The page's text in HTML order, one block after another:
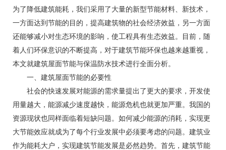
为了降低建筑能耗，我们采用了大量的新型节能材料、新技术，
一方面达到节能的目的，提高建筑物的社会经济效益，另一方面
还能够减小对生态环境的影响，使工程具有生态效益。目前，随
着人们环保意识的不断提高，对于建筑节能环保也越来越重视，
本文就建筑屋面节能与保温防水技术进行全面分析。
一、建筑屋面节能的必要性
社会的快速发展对能源的需求量提出了更大的要求，开发使
用量越大，能源减少速度越快，能源危机也就更加严重。我国的
资源现状也同样面临着短缺问题。如何减少能源的消耗，实现更
大节能效应就成为了每个行业发展中必须要考虑的问题。建筑业
作为能耗大户，实现建筑节能发展是必然趋势。首先，建筑节能